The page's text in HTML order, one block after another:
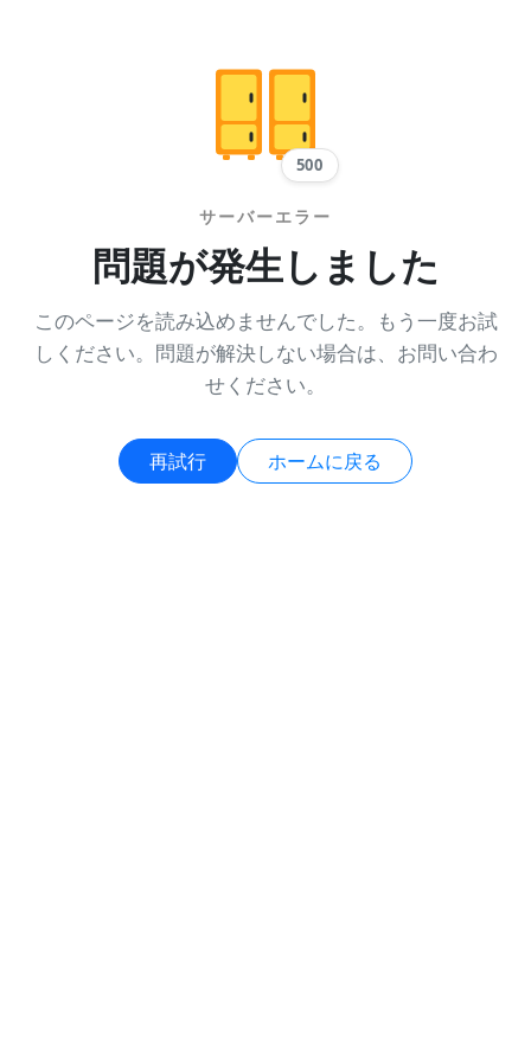
500
サーバーエラー
問題が発生しました
このページを読み込めませんでした。もう一度お試
しください。問題が解決しない場合は、お問い合わ
せください。
再試行 ホームに戻る